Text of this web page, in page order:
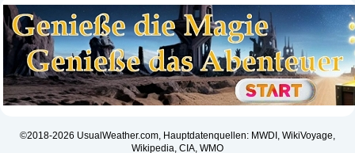
©2018-2026 UsualWeather.com, Hauptdatenquellen: MWDI, WikiVoyage,
Wikipedia, CIA, WMO